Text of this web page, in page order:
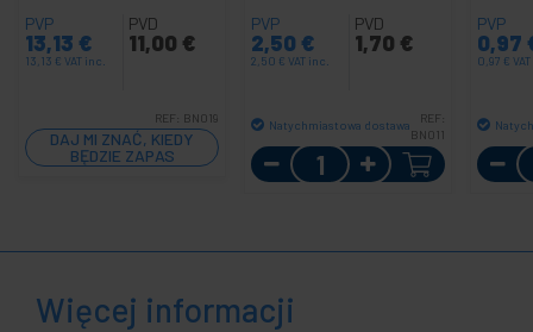
PVP
13,13 €
13,13 € VAT inc.
PVD
11,00 €
REF: BN019
DAJ MI ZNAĆ, KIEDY
BĘDZIE ZAPAS
PVP
2,50 €
2,50 € VAT inc.
PVD
1,70 €
Natychmiastowa dostawa
REF:
BN011
Ilość
PVP
0,97
0,97 €
Więcej informacji